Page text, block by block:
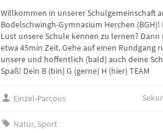
Willkommen in unserer Schulgemeinschaft
Bodelschwingh-Gymnasium Herchen (BGH)!
Lust unsere Schule kennen zu lernen?
etwa 45min Zeit. Gehe auf einen Rundgang
unsere und hoffentlich (bald) auch deine
Spaß! Dein B (bin) G (gerne) H (hier) TEAM
Einzel-Parcous
Natur, Sport